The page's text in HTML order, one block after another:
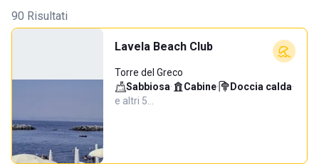
90 Risultati
Lavela Beach Club
Torre del Greco
Sabbiosa· Cabine· Doccia calda·
e altri 5…